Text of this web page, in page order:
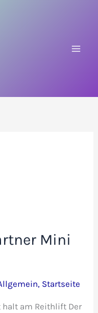
Mini
, Startseite
halt am Reithlift Der